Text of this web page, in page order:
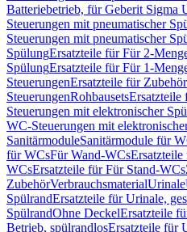
Batteriebetrieb, für Geberit Sigma
Steuerungen mit pneumatischer
Steuerungen mit pneumatischer
SpülungErsatzteile für Für 2-
SpülungErsatzteile für Für 1-
SteuerungenErsatzteile für
SteuerungenRohbausetsErsatzteile
Steuerungen mit elektronischer
WC-Steuerungen mit
SanitärmoduleSanitärmodule für
für WCsFür Wand-WCs
WCsErsatzteile für Für Stand-WCs
ZubehörVerbrauchsmaterialUrinale
SpülrandErsatzteile für Urinale,
SpülrandOhne DeckelErsatzteile
Betrieb, spülrandlosErsatzteile für